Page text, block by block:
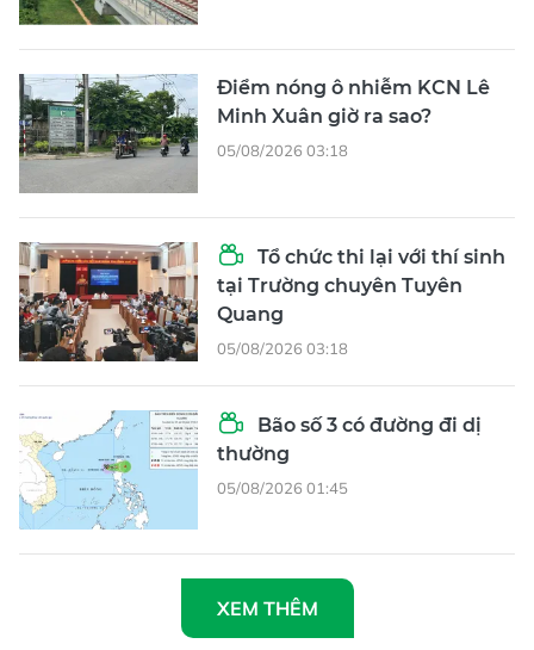
Điểm nóng ô nhiễm KCN Lê
Minh Xuân giờ ra sao?
05/08/2026 03:18
Tổ chức thi lại với thí sinh
tại Trường chuyên Tuyên
Quang
05/08/2026 03:18
Bão số 3 có đường đi dị
thường
05/08/2026 01:45
XEM THÊM